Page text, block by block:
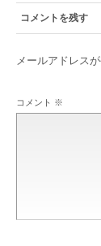
コメントを残す
メールアドレス
コメント ※